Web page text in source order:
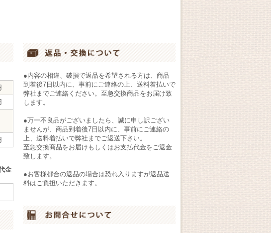
金
●内容の相違、破損で返品を希望される方は、商品
到着後7日以内に、事前にご連絡の上、送料着払いで
弊社までご連絡ください。至急交換商品をお届け致
します。
●万一不良品がございましたら、誠に申し訳ござい
ませんが、商品到着後7日以内に、事前にご連絡の
上、送料着払いで弊社までご返送下さい。
至急交換商品をお届けもしくはお支払代金をご返金
致します。
●お客様都合の返品の場合は恐れ入りますが返品送
料はご負担いただきます。